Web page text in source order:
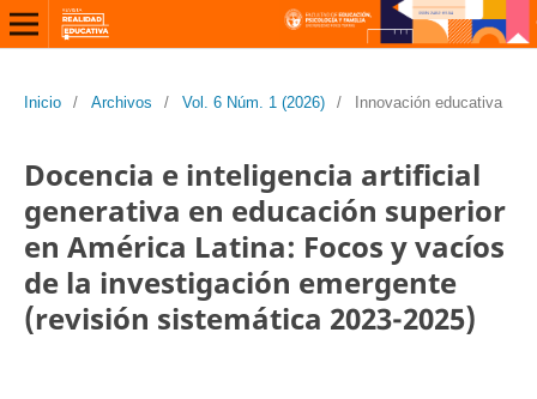
Inicio / Archivos / Vol. 6 Núm. 1 (2026) / Innovación educativa
Docencia e inteligencia artificial
generativa en educación superior
en América Latina: Focos y vacíos
de la investigación emergente
(revisión sistemática 2023-2025)